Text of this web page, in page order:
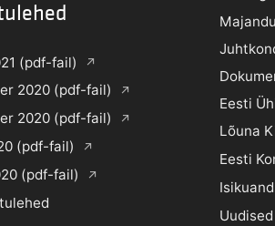
(pdf-fail)
2020 (pdf-fail)
2020 (pdf-fail)
(pdf-fail)
(pdf-fail)
Eesti
Lõuna
Eesti
Uudised